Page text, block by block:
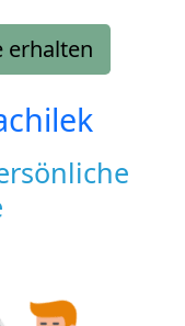
erhalten